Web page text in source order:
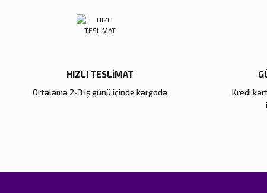
Bu ürüne benzer farklı alternatifler olmalı.
HIZLI TESLİMAT
Ortalama 2-3 iş günü içinde kargoda
Kredi